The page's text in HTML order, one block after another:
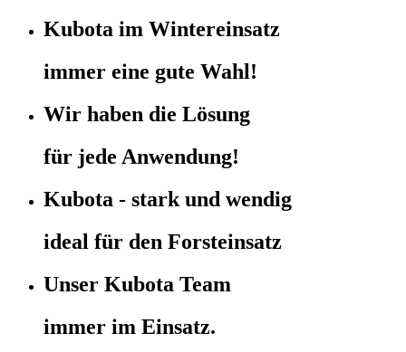
Kubota im Wintereinsatz
immer eine gute Wahl!
Wir haben die Lösung
für jede Anwendung!
Kubota - stark und wendig
ideal für den Forsteinsatz
Unser Kubota Team
immer im Einsatz.